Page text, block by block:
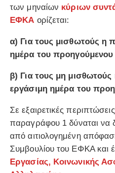
των μηναίων κύριων
ΕΦΚΑ ορίζεται:
α) Για τους μισθωτούς η
ημέρα του
β) Για τους μη μισθωτούς
εργάσιμη ημέρα του
Σε εξαιρετικές
παραγράφου 1 δύναται να
από αιτιολογημένη
Συμβουλίου του ΕΦΚΑ και
Εργασίας, Κοινωνικής